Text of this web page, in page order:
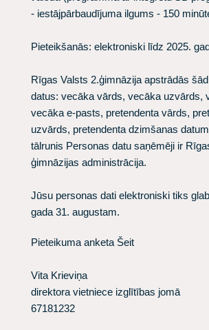
- iestājpārbaudījuma ilgums - 150
Pieteikšanās: elektroniski līdz 2025.
Rīgas Valsts 2.ģimnāzija apstrādās
datus: vecāka vārds, vecāka uzvārds,
vecāka e-pasts, pretendenta vārds,
uzvārds, pretendenta dzimšanas
tālrunis Personas datu saņēmēji ir
ģimnāzijas administrācija.
Jūsu personas dati elektroniski tiks
gada 31. augustam.
Pieteikuma anketa Šeit
Vita Krieviņa
direktora vietniece izglītības jomā
67181232